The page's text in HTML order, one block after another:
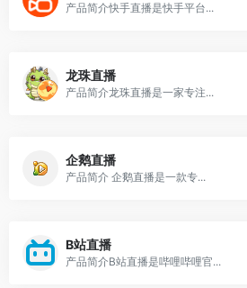
产品简介快手直播是快手平台...
龙珠直播
产品简介龙珠直播是一家专注...
企鹅直播
产品简介 企鹅直播是一款专...
B站直播
产品简介B站直播是哔哩哔哩官...